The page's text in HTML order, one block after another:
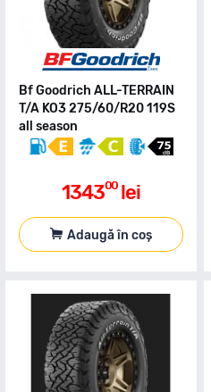
Bf Goodrich ALL-TERRAIN
T/A KO3 275/60/R20 119S
all season
134300 lei
Adaugă în coș